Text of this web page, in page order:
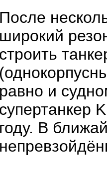
После
широкий
строить
равно и
супертанкер
году. В